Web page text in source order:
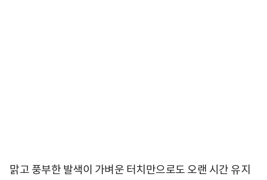
맑고 풍부한 발색이 가벼운 터치만으로도 오랜 시간 유지